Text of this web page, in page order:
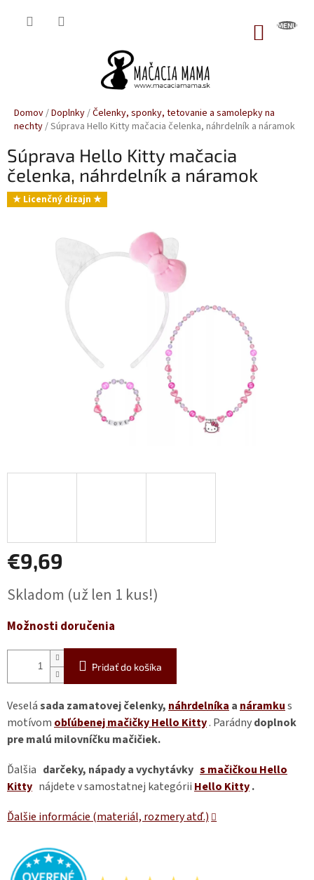
Domov/Doplnky/Čelenky, sponky, tetovanie a samolepky na
nechty/Súprava Hello Kitty mačacia čelenka, náhrdelník a náramok
Súprava Hello Kitty mačacia
čelenka, náhrdelník a náramok
★ Licenčný dizajn ★
€9,69
cena:
Skladom (už len 1 kus!)
Možnosti doručenia
Pridať do košíka
Veselásada zamatovej čelenky, náhrdelníka a náramkus
motívom obľúbenej mačičky Hello Kitty. Parádnydoplnok
pre malú milovníčku mačičiek.
Ďalšia darčeky, nápady a vychytávky s mačičkou Hello
Kitty nájdete v samostatnej kategórii Hello Kitty.
Ďalšie informácie (materiál, rozmery atď.)